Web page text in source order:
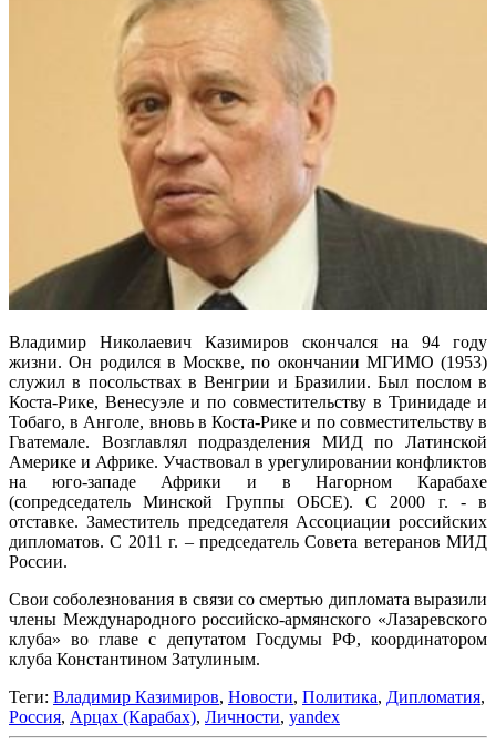
Владимир Николаевич Казимиров скончался на 94 году
жизни. Он родился в Москве, по окончании МГИМО (1953)
служил в посольствах в Венгрии и Бразилии. Был послом в
Коста-Рике, Венесуэле и по совместительству в Тринидаде и
Тобаго, в Анголе, вновь в Коста-Рике и по совместительству в
Гватемале. Возглавлял подразделения МИД по Латинской
Америке и Африке. Участвовал в урегулировании конфликтов
на юго-западе Африки и в Нагорном Карабахе
(сопредседатель Минской Группы ОБСЕ). С 2000 г. - в
отставке. Заместитель председателя Ассоциации российских
дипломатов. С 2011 г. – председатель Совета ветеранов МИД
России.
Свои соболезнования в связи со смертью дипломата выразили
члены Международного российско-армянского «Лазаревского
клуба» во главе с депутатом Госдумы РФ, координатором
клуба Константином Затулиным.
Теги: Владимир Казимиров, Новости, Политика, Дипломатия,
Россия, Арцах (Карабах), Личности, yandex